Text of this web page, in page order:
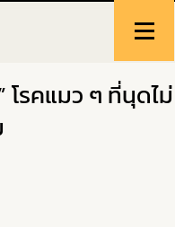
โรคแมว ๆ ที่นุดไม่